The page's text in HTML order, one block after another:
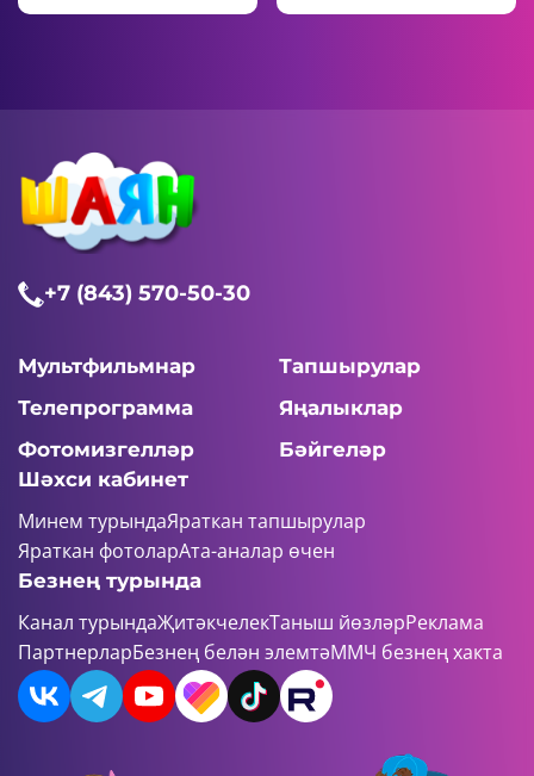
+7 (843) 570-50-30
Мультфильмнар
Тапшырулар
Телепрограмма
Яңалыклар
Фотомизгелләр
Бәйгеләр
Шәхси кабинет
Минем турындаЯраткан тапшырулар
Яраткан фотоларАта-аналар өчен
Безнең турында
Канал турындаҖитәкчелекТаныш йөзләрРеклама
ПартнерларБезнең белән элемтәММЧ безнең хакта